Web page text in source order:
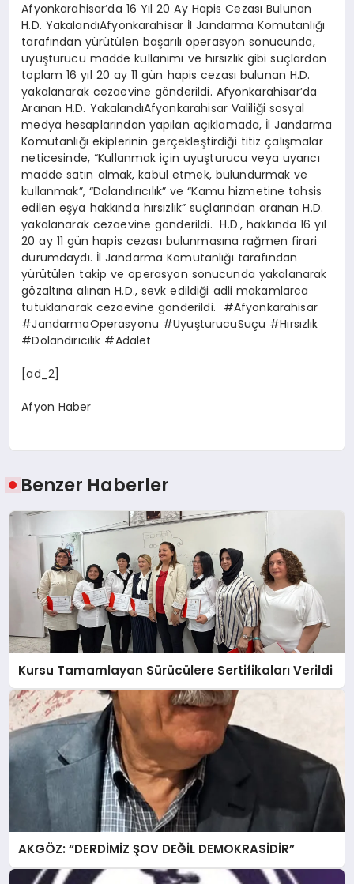
Afyonkarahisar’da 16 Yıl 20 Ay Hapis Cezası Bulunan
H.D. YakalandıAfyonkarahisar İl Jandarma Komutanlığı
tarafından yürütülen başarılı operasyon sonucunda,
uyuşturucu madde kullanımı ve hırsızlık gibi suçlardan
toplam 16 yıl 20 ay 11 gün hapis cezası bulunan H.D.
yakalanarak cezaevine gönderildi. Afyonkarahisar’da
Aranan H.D. YakalandıAfyonkarahisar Valiliği sosyal
medya hesaplarından yapılan açıklamada, İl Jandarma
Komutanlığı ekiplerinin gerçekleştirdiği titiz çalışmalar
neticesinde, “Kullanmak için uyuşturucu veya uyarıcı
madde satın almak, kabul etmek, bulundurmak ve
kullanmak”, “Dolandırıcılık” ve “Kamu hizmetine tahsis
edilen eşya hakkında hırsızlık” suçlarından aranan H.D.
yakalanarak cezaevine gönderildi. H.D., hakkında 16 yıl
20 ay 11 gün hapis cezası bulunmasına rağmen firari
durumdaydı. İl Jandarma Komutanlığı tarafından
yürütülen takip ve operasyon sonucunda yakalanarak
gözaltına alınan H.D., sevk edildiği adli makamlarca
tutuklanarak cezaevine gönderildi. #Afyonkarahisar
#JandarmaOperasyonu #UyuşturucuSuçu #Hırsızlık
#Dolandırıcılık #Adalet
[ad_2]
Afyon Haber
Benzer Haberler
Kursu Tamamlayan Sürücülere Sertifikaları Verildi
AKGÖZ: “DERDİMİZ ŞOV DEĞİL DEMOKRASİDİR”